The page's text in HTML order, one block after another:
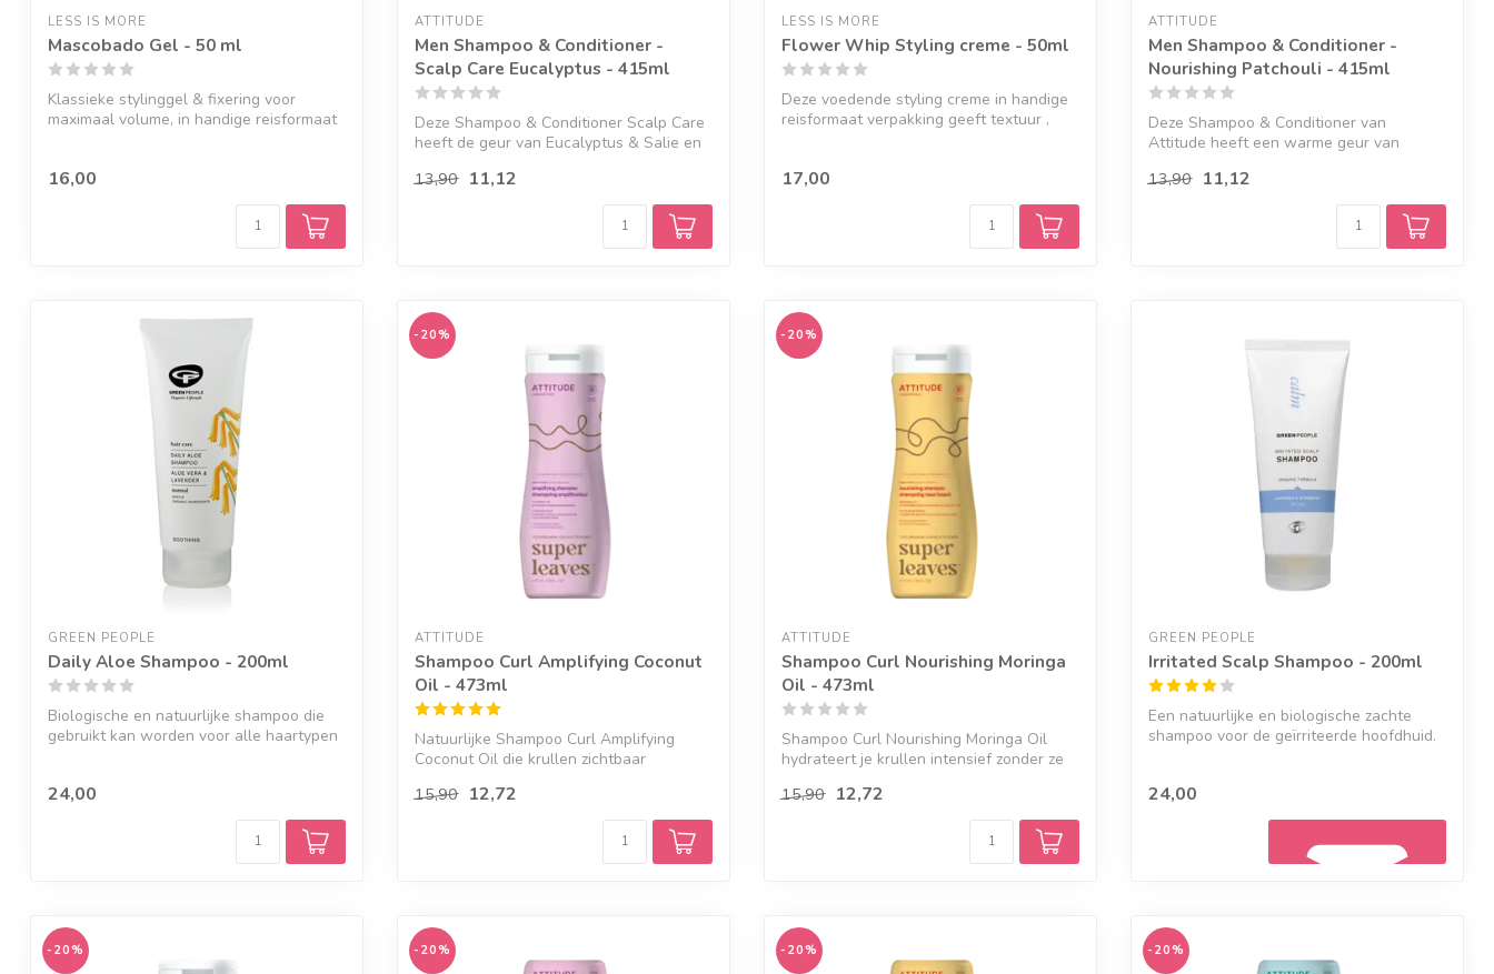
LESS IS MORE
Mascobado Gel - 50 ml
Klassieke stylinggel & fixering voor
maximaal volume, in handige reisformaat
16,00
ATTITUDE
Men Shampoo & Conditioner -
Scalp Care Eucalyptus - 415ml
Deze Shampoo & Conditioner Scalp Care
heeft de geur van Eucalyptus & Salie en
13,90 11,12
LESS IS MORE
Flower Whip Styling creme - 50ml
Deze voedende styling creme in handige
reisformaat verpakking geeft textuur ,
17,00
ATTITUDE
Men Shampoo & Conditioner -
Nourishing Patchouli - 415ml
Deze Shampoo & Conditioner van
Attitude heeft een warme geur van
13,90 11,12
GREEN PEOPLE
Daily Aloe Shampoo - 200ml
Biologische en natuurlijke shampoo die
gebruikt kan worden voor alle haartypen
24,00
-20%
ATTITUDE
Shampoo Curl Amplifying Coconut
Oil - 473ml
Natuurlijke Shampoo Curl Amplifying
Coconut Oil die krullen zichtbaar
15,90 12,72
-20%
ATTITUDE
Shampoo Curl Nourishing Moringa
Oil - 473ml
Shampoo Curl Nourishing Moringa Oil
hydrateert je krullen intensief zonder ze
15,90 12,72
GREEN PEOPLE
Irritated Scalp Shampoo - 200ml
Een natuurlijke en biologische zachte
shampoo voor de geïrriteerde hoofdhuid.
24,00
Geef een seintje
-20% -20% -20% -20%